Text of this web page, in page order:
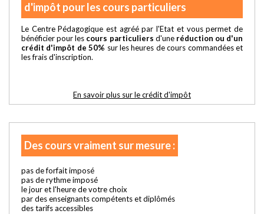
d'impôt pour les cours particuliers
Le Centre Pédagogique est agréé par l'Etat et vous permet de
bénéficier pour les cours particuliers d'une réduction ou d'un
crédit d'impôt de 50% sur les heures de cours commandées et
les frais d'inscription.
En savoir plus sur le crédit d'impôt
Des cours vraiment sur mesure :
pas de forfait imposé
pas de rythme imposé
le jour et l'heure de votre choix
par des enseignants compétents et diplômés
des tarifs accessibles